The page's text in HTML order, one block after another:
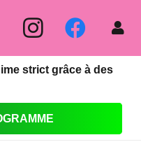
strict grâce à des